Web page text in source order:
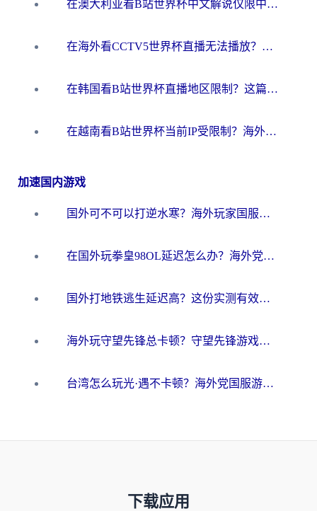
在澳大利亚看B站世界杯中文解说仅限中国大陆？这篇指南帮你打破限制看遍赛事
在海外看CCTV5世界杯直播无法播放？这篇指南让你和国内球迷同步呐喊
在韩国看B站世界杯直播地区限制？这篇指南让你告别“当前地区不可播放”
在越南看B站世界杯当前IP受限制？海外党体育观赛终极指南来了
加速国内游戏
国外可不可以打逆水寒？海外玩家国服畅玩终极指南（附漫威荒野乱斗加速方案）
在国外玩拳皇98OL延迟怎么办？海外党亲测有效的低延迟指南
国外打地铁逃生延迟高？这份实测有效的低延迟指南帮你吃鸡
海外玩守望先锋总卡顿？守望先锋游戏加速器在哪里买&避坑指南（附欧洲非洲游戏实测）
台湾怎么玩光·遇不卡顿？海外党国服游戏加速终极攻略（附实测体验）
下载应用